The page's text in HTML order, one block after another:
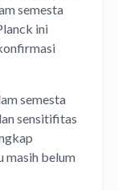
semesta
ini
semesta
sensitifitas
masih belum